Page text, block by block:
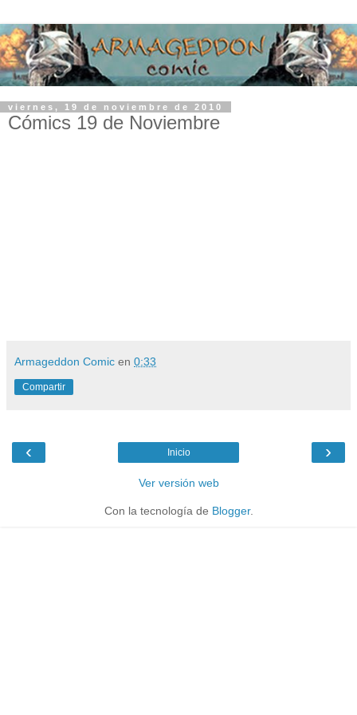
viernes, 19 de noviembre de 2010
Cómics 19 de Noviembre
Armageddon Comic en 0:33
Compartir
‹ ›
Inicio
Ver versión web
Con la tecnología de Blogger.